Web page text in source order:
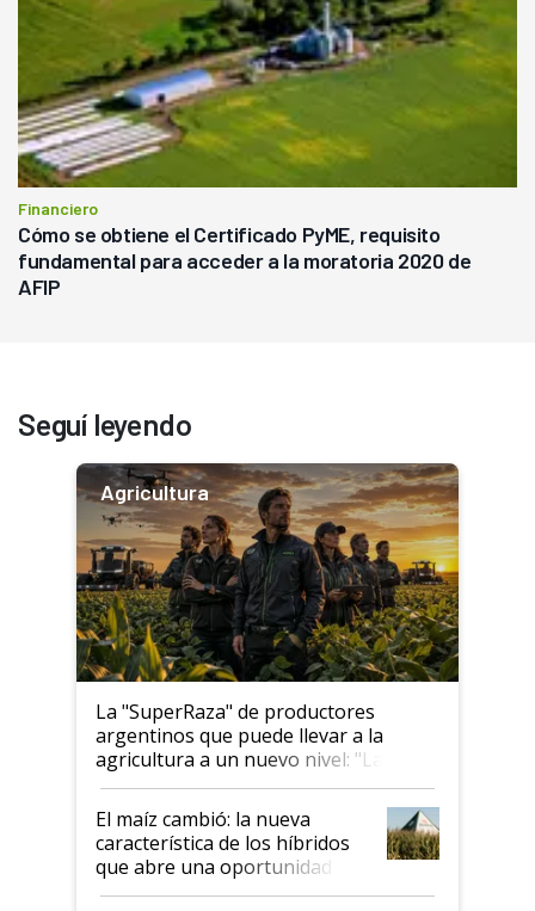
Financiero
Cómo se obtiene el Certificado PyME, requisito
fundamental para acceder a la moratoria 2020 de
AFIP
Seguí leyendo
Agricultura
La "SuperRaza" de productores
argentinos que puede llevar a la
agricultura a un nuevo nivel: "Las
posibilidades de crecimiento son
infinitas"
El maíz cambió: la nueva
característica de los híbridos
que abre una oportunidad en
el lote